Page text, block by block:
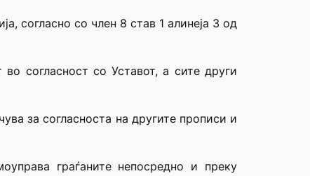
согласно со член 8 став 1 алинеја 3 од
согласност со Уставот, а сите други
за согласноста на другите прописи и
граѓаните непосредно и преку